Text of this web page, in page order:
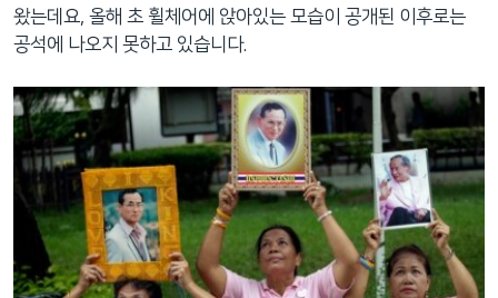
왔는데요, 올해 초 휠체어에 앉아있는 모습이 공개된 이후로는
공석에 나오지 못하고 있습니다.